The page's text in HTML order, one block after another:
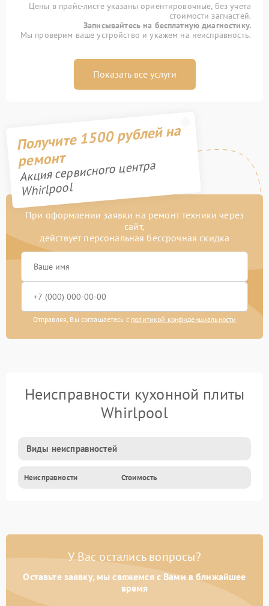
Цены в прайс-листе указаны ориентировочные, без учета
стоимости запчастей.
Записывайтесь на бесплатную диагностику.
Мы проверим ваше устройство и укажем на неисправность.
Показать все услуги
Получите 1500 рублей на
ремонт
Акция сервисного центра
Whirlpool
При оформлении заявки на ремонт техники через
сайт,
действует персональная бессрочная скидка
Отправляя, Вы соглашаетесь с политикой конфиденциальности
Неисправности кухонной плиты
Whirlpool
Виды неисправностей
Неисправности Стоимость
У Вас остались вопросы?
Оставьте заявку, мы свяжемся с Вами в ближайшее
время